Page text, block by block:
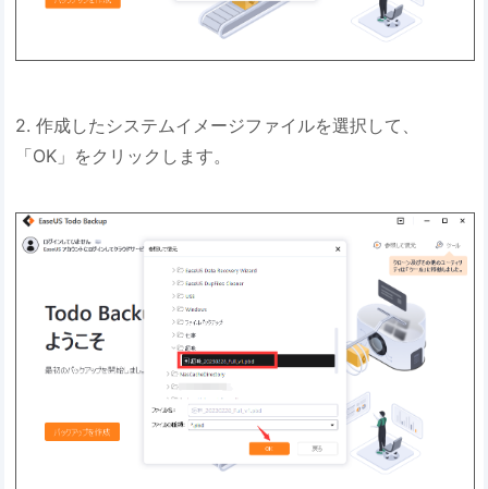
2. 作成したシステムイメージファイルを選択して、
「OK」をクリックします。